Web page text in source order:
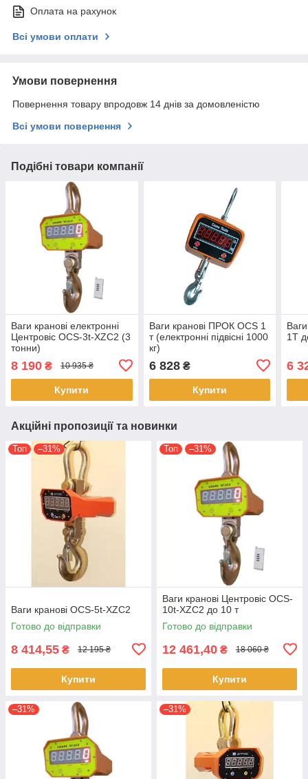
Оплата на рахунок
Всі умови оплати
Умови повернення
Повернення товару впродовж 14 днів за домовленістю
Всі умови повернення
Подібні товари компанії
Ваги кранові електронні
Центровіс OCS-3t-XZC2 (3
тонни)
8 190 ₴ 10 935 ₴
Купити
Ваги кранові ПРОК OCS 1
т (електронні підвісні 1000
кг)
6 828₴
Купити
1Т
6
Акційні пропозиції та новинки
Топ –31%
Ваги кранові OCS-5t-XZC2
Готово до відправки
8 414,55 ₴ 12 195 ₴
Купити
Топ –31%
Ваги кранові Центровіс OCS-
10t-XZC2 до 10 т
Готово до відправки
12 461,40 ₴ 18 060 ₴
Купити
–31% –31%